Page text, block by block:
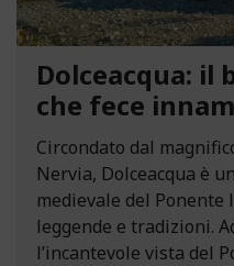
Dolceacqua: il
che fece
Circondato dal
Nervia, Dolceacqua è
medievale del
leggende e tradizioni.
l’incantevole vista del